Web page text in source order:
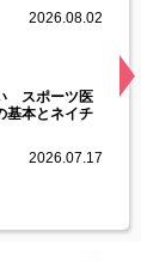
2026.08.02
スポーツ医
基本とネイチ
2026.07.17